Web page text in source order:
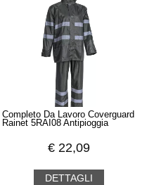
Completo Da Lavoro Coverguard
Rainet 5RAI08 Antipioggia
€ 22,09
DETTAGLI